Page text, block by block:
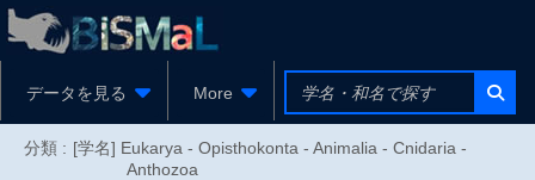
データを見る More
分類 : [学名] Eukarya - Opisthokonta - Animalia - Cnidaria -
Anthozoa